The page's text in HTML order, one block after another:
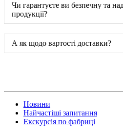
Чи гарантуєте ви безпечну та
продукції?
А як щодо вартості доставки?
Новини
Найчастіші запитання
Екскурсія по фабриці